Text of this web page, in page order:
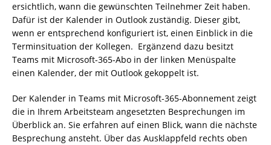
ersichtlich, wann die gewünschten Teilnehmer Zeit haben.
Dafür ist der Kalender in Outlook zuständig. Dieser gibt,
wenn er entsprechend konfiguriert ist, einen Einblick in die
Terminsituation der Kollegen. Ergänzend dazu besitzt
Teams mit Microsoft-365-Abo in der linken Menüspalte
einen Kalender, der mit Outlook gekoppelt ist.
Der Kalender in Teams mit Microsoft-365-Abonnement zeigt
die in Ihrem Arbeitsteam angesetzten Besprechungen im
Überblick an. Sie erfahren auf einen Blick, wann die nächste
Besprechung ansteht. Über das Ausklappfeld rechts oben